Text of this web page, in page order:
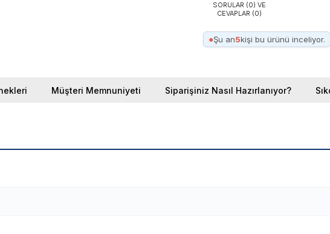
SORULAR (0) VE
CEVAPLAR (0)
●Şu an5kişi bu ürünü inceliyor.
Müşteri Memnuniyeti Siparişiniz Nasıl Hazırlanıyor?